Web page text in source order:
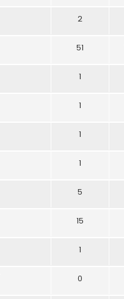
2
51
1
1
1
1
5
15
1
0